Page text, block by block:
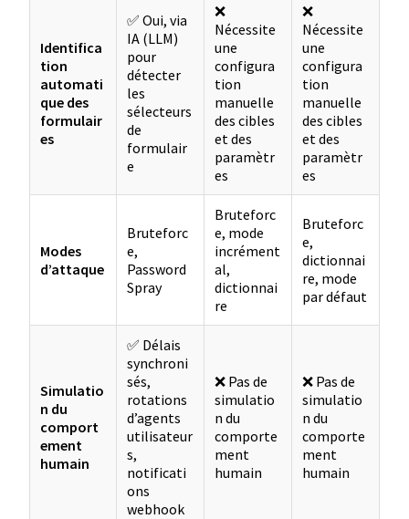
Identifica
tion
automati
que des
formulair
es
✅ Oui, via
IA (LLM)
pour
détecter
les
sélecteurs
de
formulair
e
❌
Nécessite
une
configura
tion
manuelle
des cibles
et des
paramètr
es
❌
Nécessite
une
configura
tion
manuelle
des cibles
et des
paramètr
es
Modes
d’attaque
Bruteforc
e,
Password
Spray
Bruteforc
e, mode
incrément
al,
dictionnai
re
Bruteforc
e,
dictionnai
re, mode
par défaut
Simulatio
n du
comport
ement
humain
✅ Délais
synchroni
sés,
rotations
d’agents
utilisateur
s,
notificati
ons
webhook
❌ Pas de
simulatio
n du
comporte
ment
humain
❌ Pas de
simulatio
n du
comporte
ment
humain